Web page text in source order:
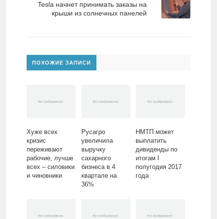
Tesla начнет принимать заказы на
крыши из солнечных панелей
ПОХОЖИЕ ЗАПИСИ
Хуже всех
кризис
переживают
рабочие, лучше
всех – силовики
и чиновники
Русагро
увеличила
выручку
сахарного
бизнеса в 4
квартале на
36%
НМТП может
выплатить
дивиденды по
итогам I
полугодия 2017
года